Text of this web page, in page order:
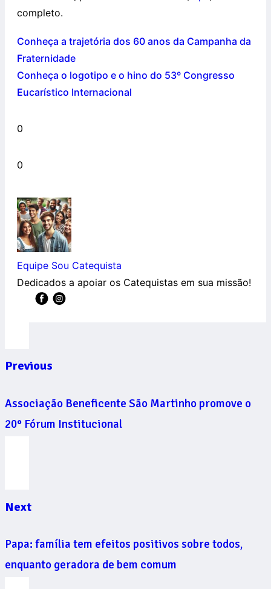
completo.
Conheça a trajetória dos 60 anos da Campanha da
Fraternidade
Conheça o logotipo e o hino do 53º Congresso
Eucarístico Internacional
0
0
Equipe Sou Catequista
Dedicados a apoiar os Catequistas em sua missão!
Previous
Associação Beneficente São Martinho promove o
20° Fórum Institucional
Next
Papa: família tem efeitos positivos sobre todos,
enquanto geradora de bem comum